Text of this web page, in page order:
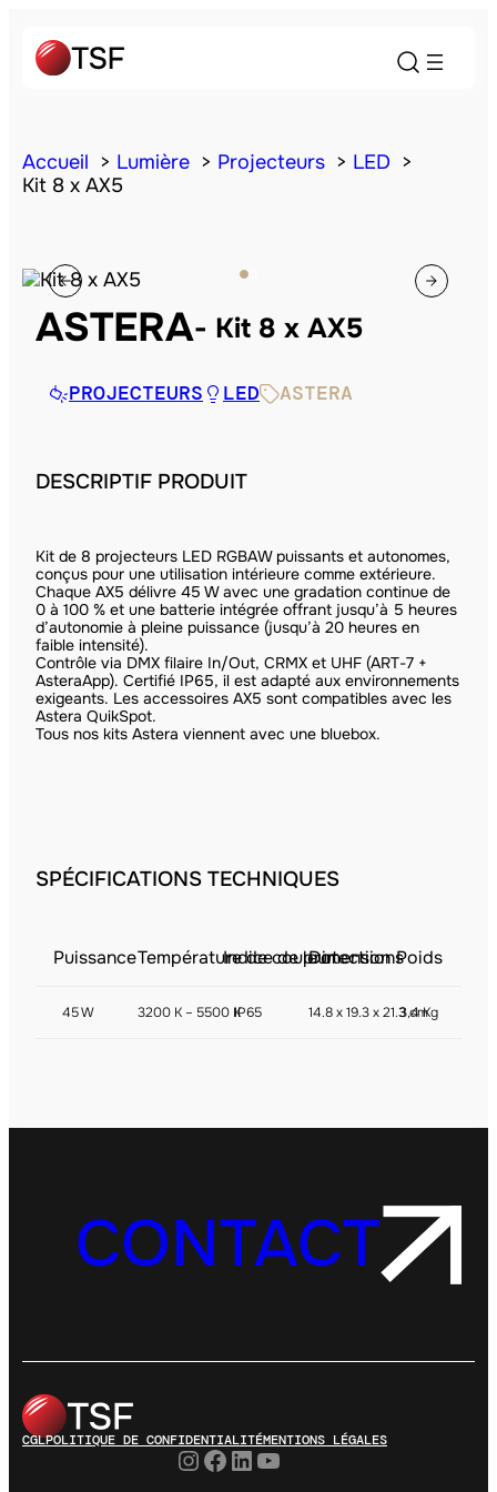
Accueil Lumière Projecteurs
LED
Kit 8 x AX5
ASTERA Kit 8 x AX5
PROJECTEURS LED ASTERA
DESCRIPTIF PRODUIT
Kit de 8 projecteurs LED RGBAW puissants et autonomes,
conçus pour une utilisation intérieure comme extérieure.
Chaque AX5 délivre 45 W avec une gradation continue de
0 à 100 % et une batterie intégrée offrant jusqu’à 5 heures
d’autonomie à pleine puissance (jusqu’à 20 heures en
faible intensité).
Contrôle via DMX filaire In/Out, CRMX et UHF (ART-7 +
AsteraApp). Certifié IP65, il est adapté aux environnements
exigeants. Les accessoires AX5 sont compatibles avec les
Astera QuikSpot.
Tous nos kits Astera viennent avec une bluebox.
SPÉCIFICATIONS TECHNIQUES
PuissanceTempérature de couleur
Indice de protection
DimensionsPoids
45 W 3200 K – 5500 KIP65 14.8 x 19.3 x 21.3 cm
3,4 Kg
CONTACT
CGLPOLITIQUE DE CONFIDENTIALITÉMENTIONS LÉGALES
Instagram
Facebook
LinkedIn
YouTube